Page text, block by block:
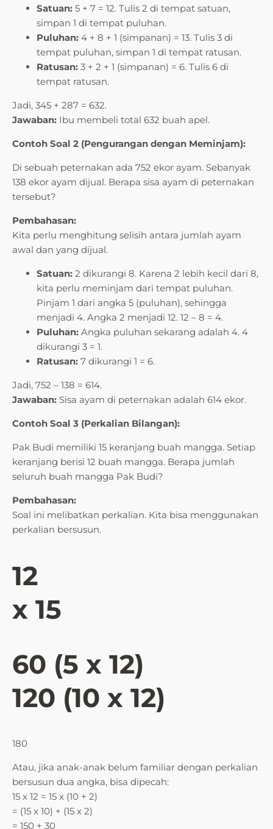
Satuan: 5 + 7 = 12. Tulis 2 di tempat satuan,
simpan 1 di tempat puluhan.
Puluhan: 4 + 8 + 1 (simpanan) = 13. Tulis 3 di
tempat puluhan, simpan 1 di tempat ratusan.
Ratusan: 3 + 2 + 1 (simpanan) = 6. Tulis 6 di
tempat ratusan.
Jadi, 345 + 287 = 632.
Jawaban: Ibu membeli total 632 buah apel.
Contoh Soal 2 (Pengurangan dengan Meminjam):
Di sebuah peternakan ada 752 ekor ayam. Sebanyak
138 ekor ayam dijual. Berapa sisa ayam di peternakan
tersebut?
Pembahasan:
Kita perlu menghitung selisih antara jumlah ayam
awal dan yang dijual.
Satuan: 2 dikurangi 8. Karena 2 lebih kecil dari 8,
kita perlu meminjam dari tempat puluhan.
Pinjam 1 dari angka 5 (puluhan), sehingga
menjadi 4. Angka 2 menjadi 12. 12 – 8 = 4.
Puluhan: Angka puluhan sekarang adalah 4. 4
dikurangi 3 = 1.
Ratusan: 7 dikurangi 1 = 6.
Jadi, 752 – 138 = 614.
Jawaban: Sisa ayam di peternakan adalah 614 ekor.
Contoh Soal 3 (Perkalian Bilangan):
Pak Budi memiliki 15 keranjang buah mangga. Setiap
keranjang berisi 12 buah mangga. Berapa jumlah
seluruh buah mangga Pak Budi?
Pembahasan:
Soal ini melibatkan perkalian. Kita bisa menggunakan
perkalian bersusun.
12
x 15
60 (5 x 12)
120 (10 x 12)
180
Atau, jika anak-anak belum familiar dengan perkalian
bersusun dua angka, bisa dipecah:
15 x 12 = 15 x (10 + 2)
= (15 x 10) + (15 x 2)
= 150 + 30